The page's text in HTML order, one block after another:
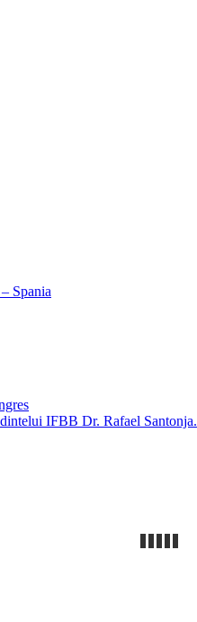
Spania
IFBB Dr. Rafael Santonja.